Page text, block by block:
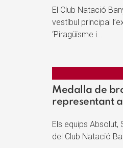
El Club Natació
vestíbul principal
‘Piragüisme i…
Medalla de
representant
Els equips Absolut,
del Club Natació